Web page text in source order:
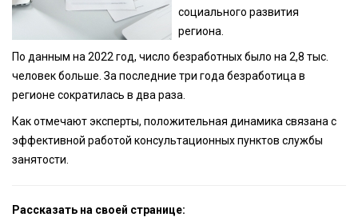
социального развития
региона.
По данным на 2022 год, число безработных было на 2,8 тыс.
человек больше. За последние три года безработица в
регионе сократилась в два раза.
Как отмечают эксперты, положительная динамика связана с
эффективной работой консультационных пунктов службы
занятости.
Рассказать на своей странице: